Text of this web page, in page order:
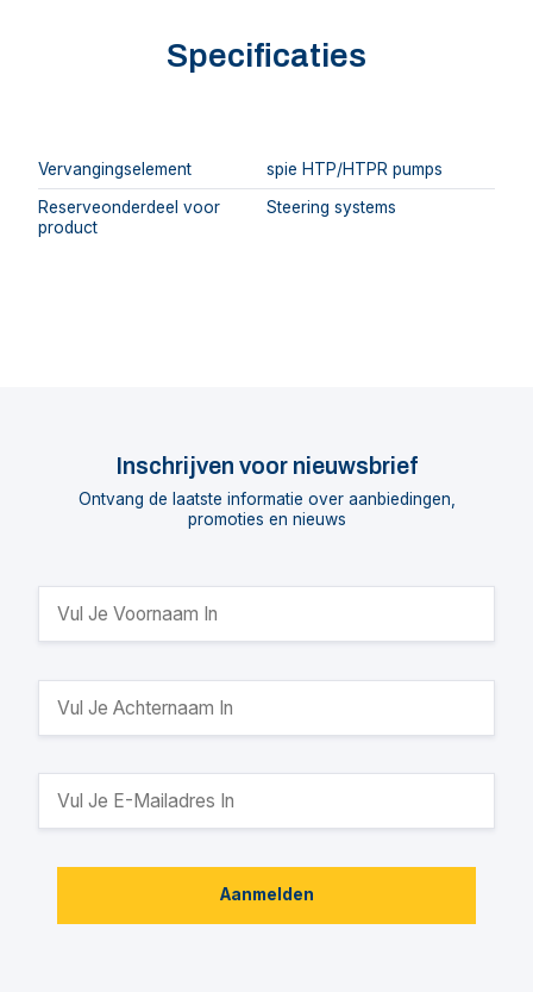
Specificaties
Vervangingselement
spie HTP/HTPR pumps
Reserveonderdeel voor
product
Steering systems
Inschrijven voor nieuwsbrief
Ontvang de laatste informatie over aanbiedingen,
promoties en nieuws
Aanmelden